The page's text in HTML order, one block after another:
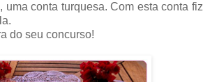
uma conta turquesa. Com esta conta fiz
do seu concurso!